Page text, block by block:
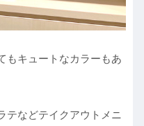
もキュートなカラーもあ
テなどテイクアウトメニ